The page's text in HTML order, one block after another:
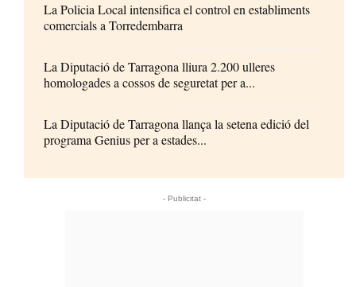
La Policia Local intensifica el control en establiments
comercials a Torredembarra
La Diputació de Tarragona lliura 2.200 ulleres
homologades a cossos de seguretat per a...
La Diputació de Tarragona llança la setena edició del
programa Genius per a estades...
- Publicitat -